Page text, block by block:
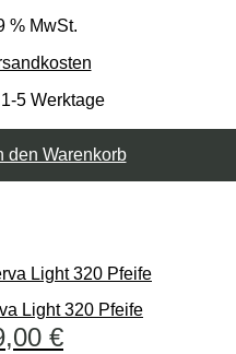
% MwSt.
1-5 Werktage
den Warenkorb
Light 320 Pfeife
€